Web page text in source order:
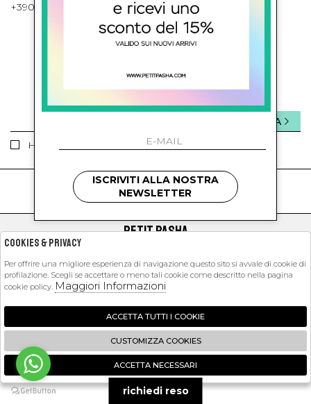
+39081643421 , +390812351280
ISCRIVITI ALLA NEWSLETTER
Ho letto ed accettato le condizioni sulla privacy.
INVIA
kids
PETIT PASHA
EXTRA
2026 Petit Pasha - P.iva : 09423341214 Powered by
Zucchetti
🍪
ISCRIVITI ALLA NOSTRA
NEWSLETTER
richiedi reso
Cookies & Privacy
Per offrire una migliore esperienza di navigazione questo sito si avvale di cookie di
profilazione. Scegli se accettare o meno tali cookie come descritto nella pagina
cookie policy. Maggiori Informazioni
ACCETTA TUTTI I COOKIE
CUSTOMIZZA COOKIES
ACCETTA NECESSARI